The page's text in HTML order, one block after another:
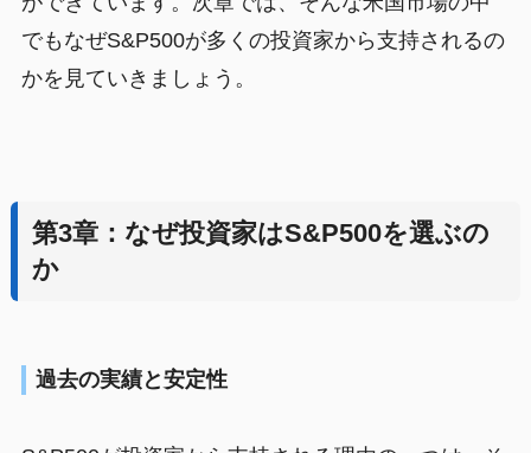
でもなぜS&P500が多くの投資家から支持されるの
かを見ていきましょう。
第3章：なぜ投資家はS&P500を選ぶの
か
過去の実績と安定性